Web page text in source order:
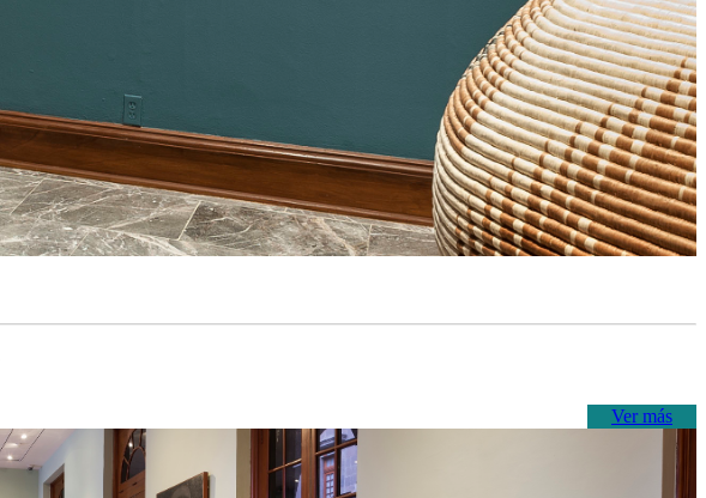
Ver más